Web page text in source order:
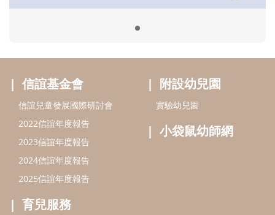
2024信誼年度報告
好孕袋
分齡育兒電子報
線上教養諮詢
出版服務
信誼基金出版社
閱讀推廣